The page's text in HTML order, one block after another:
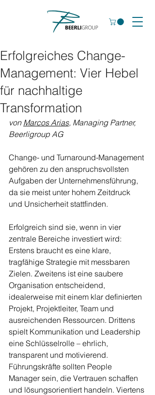
Erfolgreiches Change-
Management: Vier Hebel
für nachhaltige
Transformation
von Marcos Arias, Managing Partner,
Beerligroup AG
Change- und Turnaround-Management
gehören zu den anspruchsvollsten
Aufgaben der Unternehmensführung,
da sie meist unter hohem Zeitdruck
und Unsicherheit stattfinden.
Erfolgreich sind sie, wenn in vier
zentrale Bereiche investiert wird:
Erstens braucht es eine klare,
tragfähige Strategie mit messbaren
Zielen. Zweitens ist eine saubere
Organisation entscheidend,
idealerweise mit einem klar definierten
Projekt, Projektleiter, Team und
ausreichenden Ressourcen. Drittens
spielt Kommunikation und Leadership
eine Schlüsselrolle – ehrlich,
transparent und motivierend.
Führungskräfte sollten People
Manager sein, die Vertrauen schaffen
und lösungsorientiert handeln. Viertens